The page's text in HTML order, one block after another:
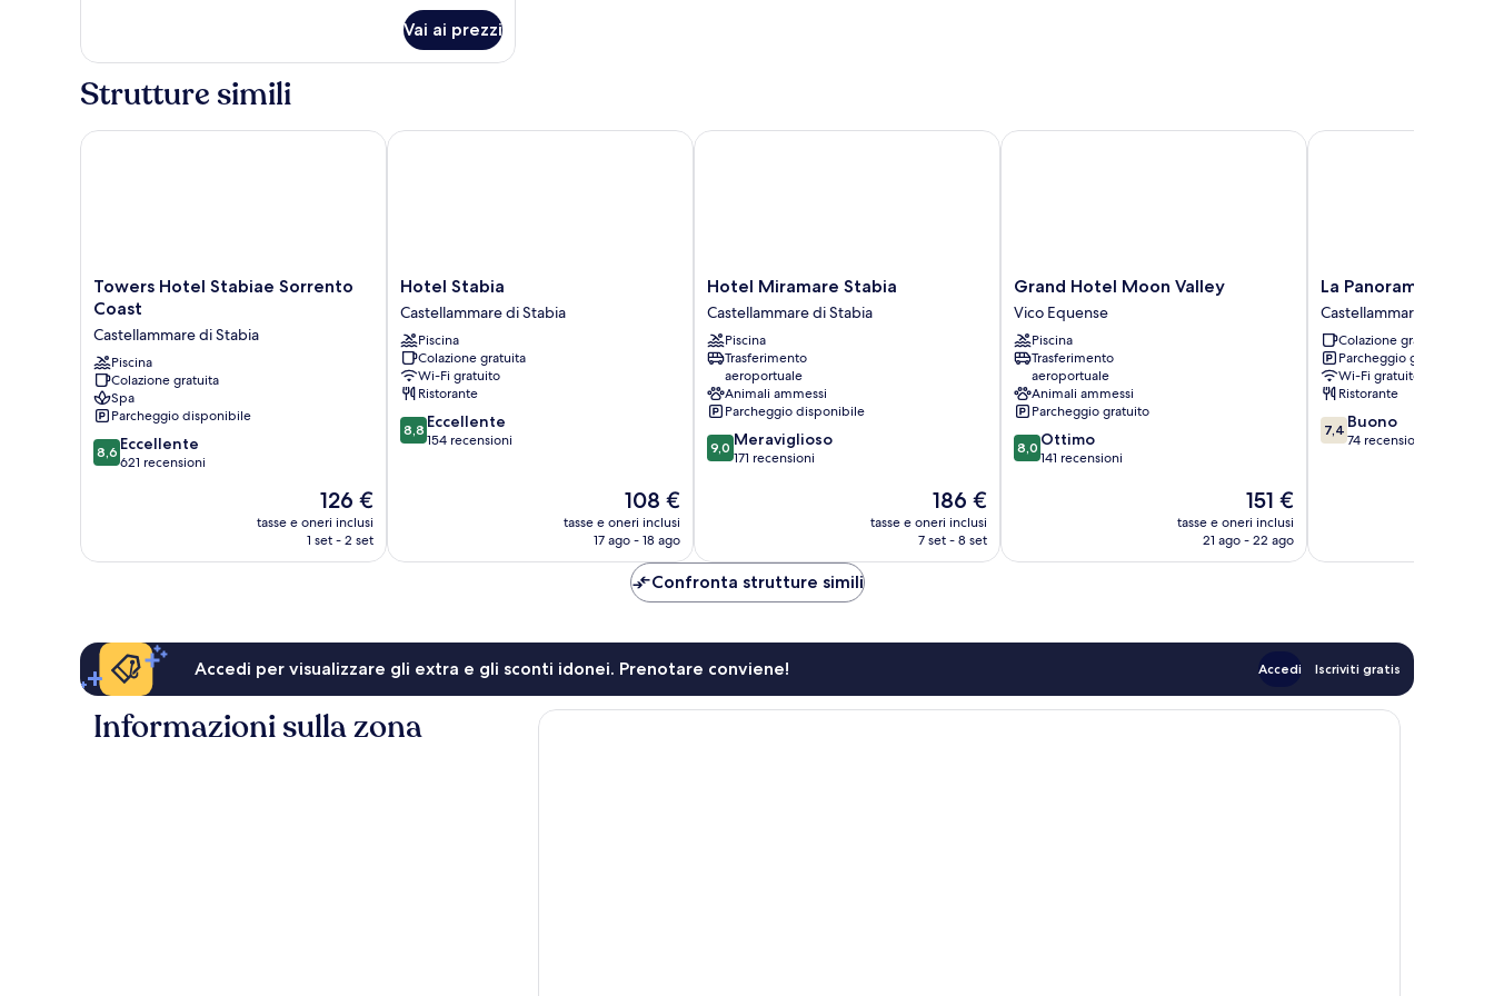
mezza,
vista
Basic,
letto
una
Vai ai prezzi
Strutture simili
Towers
Hotel
Sorrento
Coast
Castellammare
di
Stabia
Towers Hotel Stabiae Sorrento
Coast
Castellammare di Stabia
Piscina
Colazione gratuita
Spa
Parcheggio disponibile
8.6
su
8,6 Eccellente
621 recensioni
Il
prezzo
attuale
126 €
tasse e oneri inclusi
1 set - 2 set
Towers Hotel Stabiae Sorrento Coast
Hotel
Stabia
Castellammare
di
Stabia
Hotel Stabia
Castellammare di Stabia
Piscina
Colazione gratuita
Wi-Fi gratuito
Ristorante
8.8
su
8,8 Eccellente
154 recensioni
Il
prezzo
attuale
108 €
108 €
tasse e oneri inclusi
17 ago - 18 ago
Hotel Stabia
Hotel
Miramare
Stabia
Castellammare
di
Stabia
Hotel Miramare Stabia
Castellammare di Stabia
Piscina
Trasferimento
aeroportuale
Animali ammessi
Parcheggio disponibile
9.0
su
9,0 Meraviglioso
171 recensioni
Il
prezzo
attuale
186 €
tasse e oneri inclusi
7 set - 8 set
Hotel Miramare Stabia
Grand
Hotel
Moon
Valley
Vico
Equense
Grand Hotel Moon Valley
Vico Equense
Piscina
Trasferimento
aeroportuale
Animali ammessi
Parcheggio gratuito
8.0
su
8,0 Ottimo
141 recensioni
Il
prezzo
attuale
151 €
tasse e oneri inclusi
21 ago - 22 ago
Grand Hotel Moon Valley
La
Panoramica
Hotel
Castellammare
di
Stabia
La Panoramica Hotel
Castellammare di Stabia
Colazione gratuita
Parcheggio gratuito
Wi-Fi gratuito
Ristorante
7.4
su
7,4 Buono
74 recensioni
La Panoramica Hotel
Confronta strutture simili
Accedi per visualizzare gli extra e gli sconti idonei. Prenotare conviene! Accedi Iscriviti gratis
Informazioni sulla zona